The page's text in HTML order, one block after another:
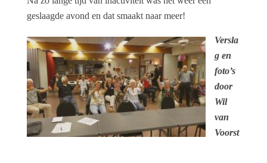
geslaagde avond en dat smaakt naar meer!
Versla
g en
foto’s
door
Wil
van
Voorst